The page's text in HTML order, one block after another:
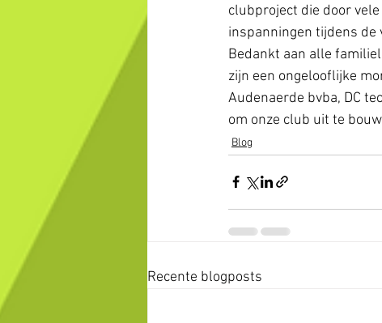
clubproject die door
inspanningen tijdens de
Bedankt aan alle
zijn een ongelooflijke
Audenaerde bvba, DC
om onze club uit te
Blog
Recente blogposts